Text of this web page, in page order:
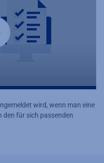
wird, wenn man eine
den für sich passenden